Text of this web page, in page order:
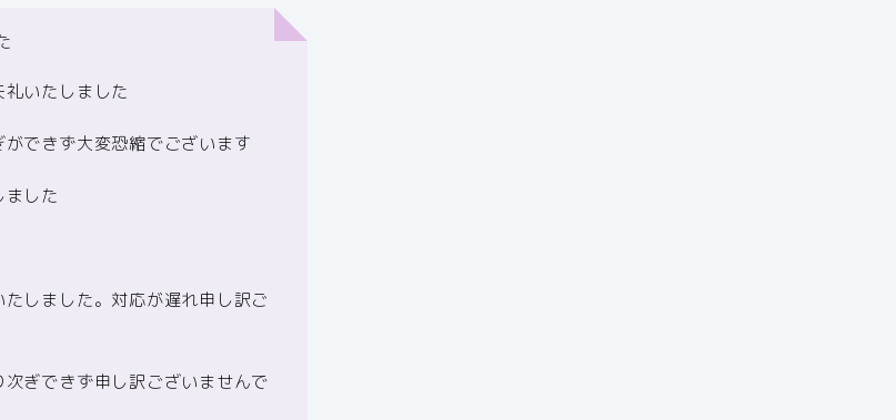
いたしました
できず大変恐縮でございます
ました
しました。対応が遅れ申し訳ご
ぎできず申し訳ございませんで